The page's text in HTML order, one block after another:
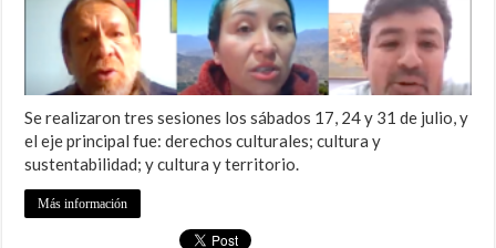
Se realizaron tres sesiones los sábados 17, 24 y 31 de julio, y
el eje principal fue: derechos culturales; cultura y
sustentabilidad; y cultura y territorio.
Más información